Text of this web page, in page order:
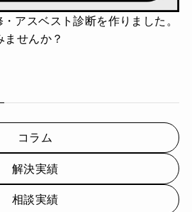
アスベスト診断を作りました。
せんか？
コラム
解決実績
相談実績